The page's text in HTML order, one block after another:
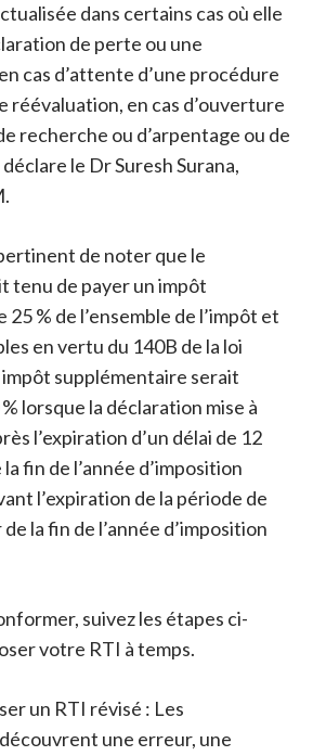
dans certains cas où elle
de perte ou une
cas d’attente d’une procédure
réévaluation, en cas d’ouverture
recherche ou d’arpentage ou de
le Dr Suresh Surana,
de noter que le
tenu de payer un impôt
% de l’ensemble de l’impôt et
en vertu du 140B de la loi
supplémentaire serait
lorsque la déclaration mise à
l’expiration d’un délai de 12
fin de l’année d’imposition
l’expiration de la période de
la fin de l’année d’imposition
suivez les étapes ci-
votre RTI à temps.
un RTI révisé : Les
une erreur, une